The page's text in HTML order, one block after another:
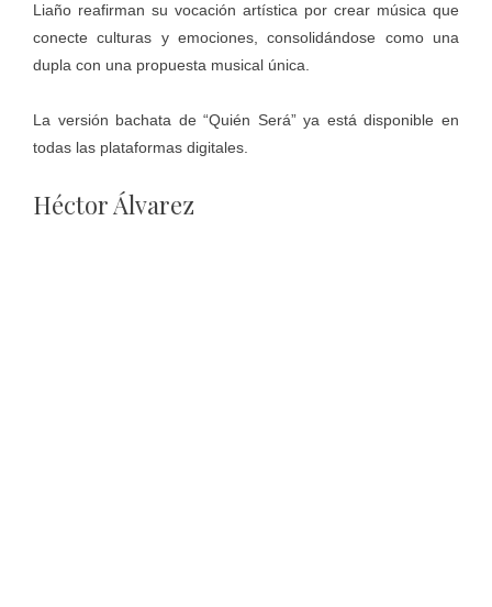
Liaño reafirman su vocación artística por crear música que
conecte culturas y emociones, consolidándose como una
dupla con una propuesta musical única.
La versión bachata de “Quién Será” ya está disponible en
todas las plataformas digitales.
Héctor Álvarez